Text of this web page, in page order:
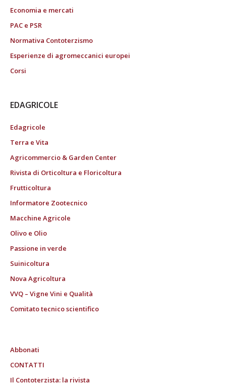
Economia e mercati
PAC e PSR
Normativa Contoterzismo
Esperienze di agromeccanici europei
Corsi
EDAGRICOLE
Edagricole
Terra e Vita
Agricommercio & Garden Center
Rivista di Orticoltura e Floricoltura
Frutticoltura
Informatore Zootecnico
Macchine Agricole
Olivo e Olio
Passione in verde
Suinicoltura
Nova Agricoltura
VVQ – Vigne Vini e Qualità
Comitato tecnico scientifico
Abbonati
CONTATTI
Il Contoterzista: la rivista